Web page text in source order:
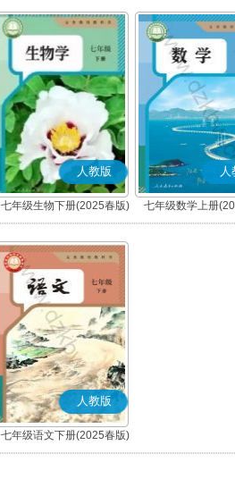
人教版
七年级生物下册(2025春版)
人
七年级数学上册
人教版
七年级语文下册(2025春版)
(部编版)